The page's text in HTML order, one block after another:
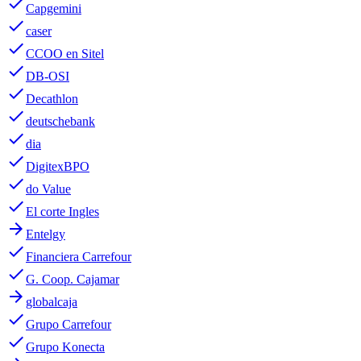
Capgemini
donecaser
doneCCOO en Sitel
doneDB-OSI
doneDecathlon
donedeutschebank
donedia
doneDigitexBPO
donedo Value
doneEl corte Ingles
arrow_forward Entelgy
doneFinanciera Carrefour
doneG. Coop. Cajamar
arrow_forward globalcaja
doneGrupo Carrefour
doneGrupo Konecta